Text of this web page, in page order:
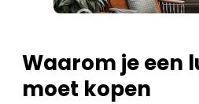
Groen in de zorg
Meest gelezen
Nieuwsbrief
Waarom je een
moet kopen